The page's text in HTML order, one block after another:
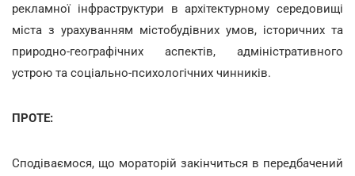
рекламної інфраструктури в архітектурному середовищі
міста з урахуванням містобудівних умов, історичних та
природно-географічних аспектів, адміністративного
устрою та соціально-психологічних чинників.
ПРОТЕ:
Сподіваємося, що мораторій закінчиться в передбачений